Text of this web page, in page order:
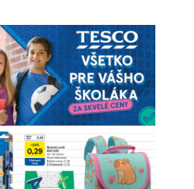
Pozrieť online
Stiahnuť